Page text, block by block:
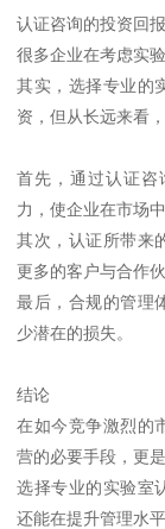
认证咨询的投资回报
很多企业在考虑实
其实，选择专业的
资，但从长远来看
首先，通过认证
力，使企业在市场
其次，认证所带来
更多的客户与合作伙
最后，合规的管理
少潜在的损失。
结论
在如今竞争激烈的
营的必要手段，更
选择专业的实验室
还能在提升管理水